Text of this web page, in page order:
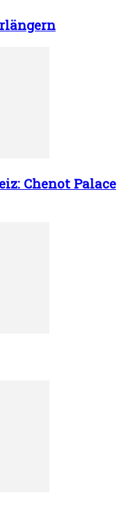
Chenot Palace